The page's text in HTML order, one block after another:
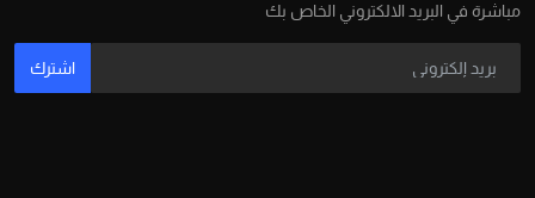
مباشرة في البريد الالكتروني الخاص بك
اشترك